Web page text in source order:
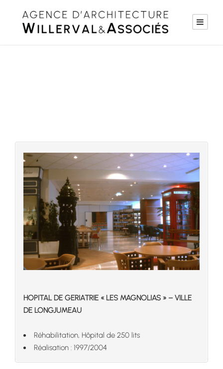
HOPITAL DE GERIATRIE « LES MAGNOLIAS » – VILLE
DE LONGJUMEAU
Réhabilitation, Hôpital de 250 lits
Réalisation : 1997/2004